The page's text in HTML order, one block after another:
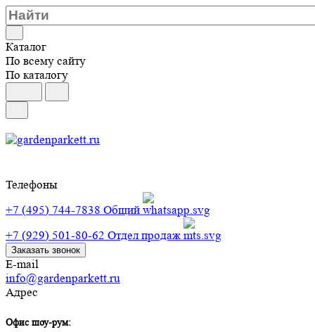
Каталог
По всему сайту
По каталогу
Телефоны
+7 (495) 744-7838 Общий
+7 (929) 501-80-62 Отдел продаж
Заказать звонок
E-mail
info@gardenparkett.ru
Адрес
Офис шоу-рум: